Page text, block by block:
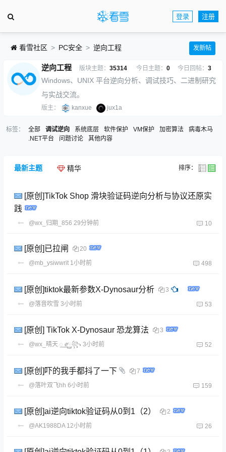
登录 注册
看雪社区 PC安全 逆向工程 发新帖
逆向工程 版块主题： 35314 今日主题： 0 今日回帖： 3
Windows、UNIX 平台逆向分析、调试技巧、二进制研究
与实战交流。
版主： kanxue jux1a
标签： 全部 调试逆向 系统底层 软件保护 VM保护 加密算法
病毒木马
.NET平台
问题讨论 其他内容
最新主题 精华 排序：
[原创]TikTok Shop 滑块验证码逆向分析与协议还原实
践
@wx_归期_856 29分钟前 10
[原创]已拉闸
20
@mb_ysiwwrit 1小时前 498
[原创]tiktok最新参数X-Dynosaur分析
3
@落音吹雪 3小时前 53
[原创] TikTok X-Dynosaur 恐龙算法
3
@wx_晴天 ꯭ ༗࿆꧂ 3小时前 52
[原创]吓的我手都抖了一下
7
@落叶双飞hh 6小时前 159
[原创]ai逆向tiktok验证码从0到1（2）
2
@AK1988DA 12小时前 26